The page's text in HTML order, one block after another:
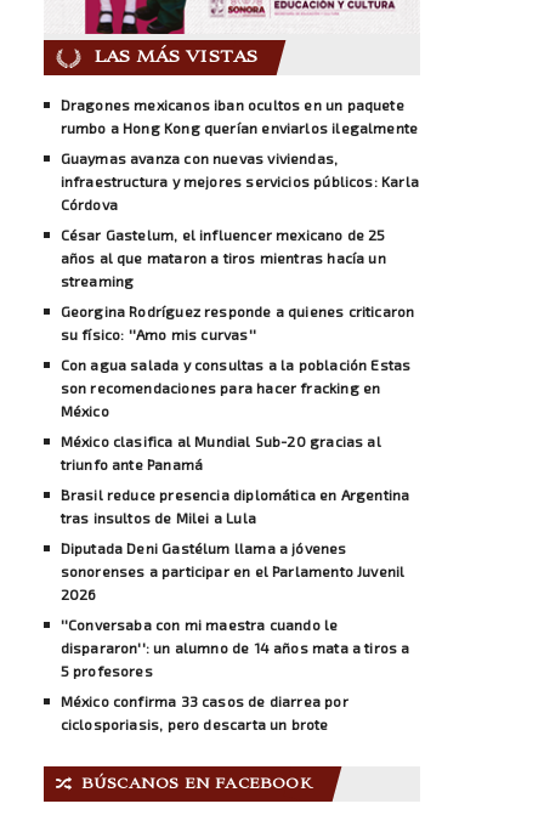
LAS MÁS VISTAS
Dragones mexicanos iban ocultos en un paquete
rumbo a Hong Kong querían enviarlos ilegalmente
Guaymas avanza con nuevas viviendas,
infraestructura y mejores servicios públicos: Karla
Córdova
César Gastelum, el influencer mexicano de 25
años al que mataron a tiros mientras hacía un
streaming
Georgina Rodríguez responde a quienes criticaron
su físico: ''Amo mis curvas''
Con agua salada y consultas a la población Estas
son recomendaciones para hacer fracking en
México
México clasifica al Mundial Sub-20 gracias al
triunfo ante Panamá
Brasil reduce presencia diplomática en Argentina
tras insultos de Milei a Lula
Diputada Deni Gastélum llama a jóvenes
sonorenses a participar en el Parlamento Juvenil
2026
''Conversaba con mi maestra cuando le
dispararon'': un alumno de 14 años mata a tiros a
5 profesores
México confirma 33 casos de diarrea por
ciclosporiasis, pero descarta un brote
🔀 BÚSCANOS EN FACEBOOK